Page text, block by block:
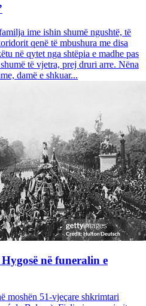
ime ishin shumë ngushtë, të
qenë të mbushura me disa
në qytet nga shtëpia e madhe pas
të vjetra, prej druri arre. Nëna
damë e shkuar...
në funeralin e
moshën 51-vjeçare shkrimtari